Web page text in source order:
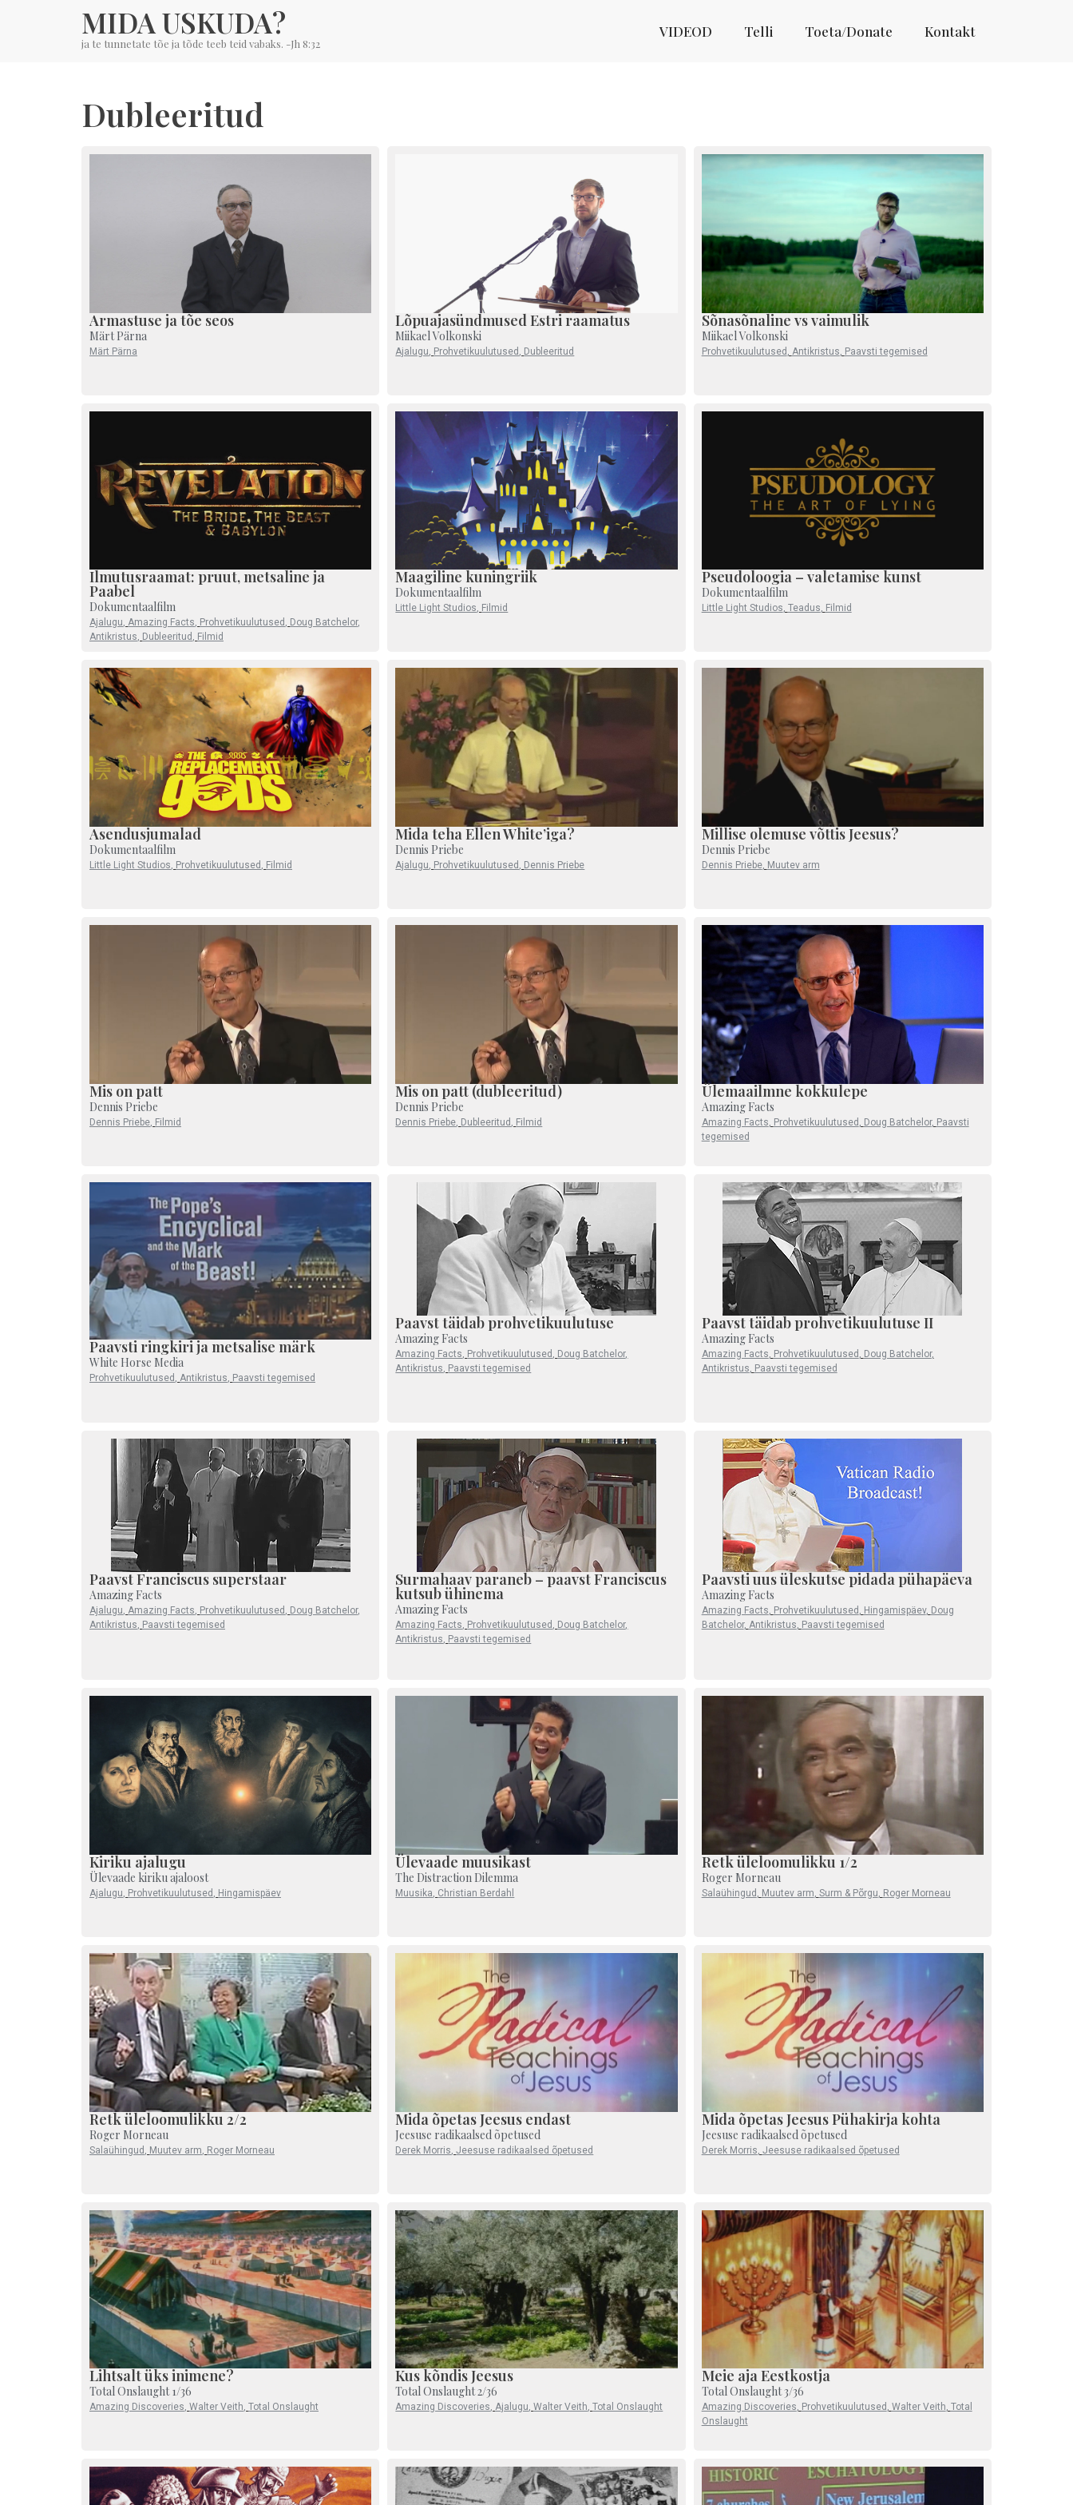
MIDA USKUDA?
ja te tunnetate tõe ja tõde teeb teid vabaks. -Jh 8:32
VIDEOD Telli Toeta/Donate Kontakt
Dubleeritud
Armastuse ja tõe seos
Märt Pärna
Märt Pärna
Lõpuajasündmused Estri raamatus
Miikael Volkonski
Ajalugu Prohvetikuulutused Dubleeritud
Sõnasõnaline vs vaimulik
Miikael Volkonski
Prohvetikuulutused Antikristus Paavsti tegemised
Ilmutusraamat: pruut, metsaline ja
Paabel
Dokumentaalfilm
Ajalugu, Amazing Facts, Prohvetikuulutused , Doug Batchelor,
Antikristus, Dubleeritud , Filmid
Maagiline kuningriik
Dokumentaalfilm
Little Light Studios, Filmid
Pseudoloogia – valetamise kunst
Dokumentaalfilm
Little Light Studios, Teadus, Filmid
Asendusjumalad
Dokumentaalfilm
Little Light Studios, Prohvetikuulutused , Filmid
Mida teha Ellen White’iga?
Dennis Priebe
Ajalugu, Prohvetikuulutused , Dennis Priebe
Millise olemuse võttis Jeesus?
Dennis Priebe
Dennis Priebe, Muutev arm
Mis on patt
Dennis Priebe
Dennis Priebe Filmid
Mis on patt (dubleeritud)
Dennis Priebe
Dennis Priebe Dubleeritud Filmid
Ülemaailmne kokkulepe
Amazing Facts
Amazing Facts Prohvetikuulutused Doug Batchelor, Paavsti
tegemised
Paavsti ringkiri ja metsalise märk
White Horse Media
Prohvetikuulutused Antikristus Paavsti tegemised
Paavst täidab prohvetikuulutuse
Amazing Facts
Amazing Facts Prohvetikuulutused Doug Batchelor,
Antikristus Paavsti tegemised
Paavst täidab prohvetikuulutuse II
Amazing Facts
Amazing Facts Prohvetikuulutused Doug Batchelor,
Antikristus Paavsti tegemised
Paavst Franciscus superstaar
Amazing Facts
Ajalugu, Amazing Facts, Prohvetikuulutused , Doug Batchelor,
Antikristus, Paavsti tegemised
Surmahaav paraneb – paavst Franciscus
kutsub ühinema
Amazing Facts
Amazing Facts, Prohvetikuulutused , Doug Batchelor,
Antikristus, Paavsti tegemised
Paavsti uus üleskutse pidada pühapäeva
Amazing Facts
Amazing Facts, Prohvetikuulutused , Hingamispäev, Doug
Batchelor, Antikristus, Paavsti tegemised
Kiriku ajalugu
Ülevaade kiriku ajaloost
Ajalugu, Prohvetikuulutused , Hingamispäev
Ülevaade muusikast
The Distraction Dilemma
Muusika, Christian Berdahl
Retk üleloomulikku 1/2
Roger Morneau
Salaühingud , Muutev arm, Surm & Põrgu, Roger Morneau
Retk üleloomulikku 2/2
Roger Morneau
Salaühingud Muutev arm Roger Morneau
Mida õpetas Jeesus endast
Jeesuse radikaalsed õpetused
Derek Morris ,Jeesuse radikaalsed õpetused
Mida õpetas Jeesus Pühakirja kohta
Jeesuse radikaalsed õpetused
Derek Morris Jeesuse radikaalsed õpetused
Lihtsalt üks inimene?
Total Onslaught 1/36
Amazing Discoveries, Walter Veith, Total Onslaught
Kus kõndis Jeesus
Total Onslaught 2/36
Amazing Discoveries,Ajalugu,Walter Veith,Total Onslaught
Meie aja Eestkostja
Total Onslaught 3/36
Amazing Discoveries, Prohvetikuulutused , Walter Veith, Total
Onslaught